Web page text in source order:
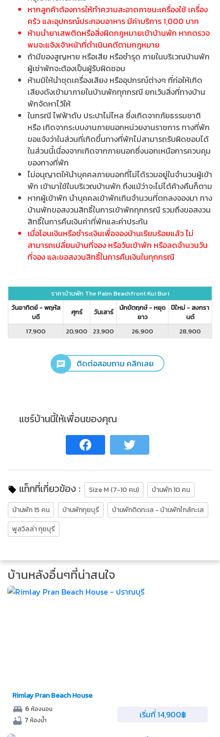
หากลูกค้าต้องการให้ทำความสะอาดภาชนะเครื่องใช้ เครื่อง
ครัว และอุปกรณ์ประกอบอาหาร มีค่าบริการ 1,000 บาท
ห้ามนำยาเสพติดหรือสิ่งผิดกฎหมายเข้าบ้านพัก หากตรวจ
พบจะแจ้งเจ้าหน้าที่ดำเนินคดีตามกฎหมาย
ถ้ามีของสูญหาย หรือเสีย หรือชำรุด ภายในบริเวณบ้านพัก
ผู้เช่าพักจะต้องเป็นผู้รับผิดชอบ
ห้ามมิให้นำชุดเครื่องเสียง หรืออุปกรณ์ต่างๆ ที่ก่อให้เกิด
เสียงดังเข้ามาภายในบ้านพักทุกกรณี ยกเว้นสิ่งที่ทางบ้าน
พักจัดหาไว้ให้
ในกรณี ไฟฟ้าดับ ประปาไม่ไหล ซึ่งเกิดจากภัยธรรมชาติ
หรือ เกิดจากระบบงานภายนอกหน่วยงานราชการ ทางที่พัก
ขอแจ้งว่าในส่วนที่เกิดขึ้นทางที่พักไม่สามารถรับผิดชอบได้
ในส่วนนี้เนื่องจากเกิดจากภายนอกซึ่งนอกเหนือการควบคุม
ของทางที่พัก
ไม่อนุญาตให้นำบุคคลภายนอกที่ไม่ได้รวมอยู่ในจำนวนผู้เข้า
พัก เข้ามาใช้ในบริเวณบ้านพัก ถึงแม้ว่าจะไม่ได้ค้างคืนก็ตาม
หากผู้เข้าพัก นำบุคคลเข้าพักเกินจำนวนที่ตกลงจองมา ทาง
บ้านพักขอสงวนสิทธิ์ในการเข้าพักทุกกรณี รวมถึงขอสงวน
สิทธิ์ในการคืนเงินค่าที่พักและค่าประกัน
เมื่อโอนเงินหรือชำระเงินเพื่อจองบ้านเรียบร้อยแล้ว ไม่
สามารถเปลี่ยนบ้านที่จอง หรือวันเข้าพัก หรือลดจำนวนวัน
ที่จอง และขอสงวนสิทธิ์ในการคืนเงินในทุกกรณี
ราคาบ้านพัก The Palm Beachfront Kui Buri
วันอาทิตย์ - พฤหัส
บดี
ศุกร์ วันเสาร์
นักขัตฤกษ์ - หยุด
ยาว
ปีใหม่ - สงกรา
นต์
17,900
20,900 23,900 26,900 28,900
ติดต่อสอบถาม คลิกเลย
แชร์บ้านนี้ให้เพื่อนของคุณ
แท็กที่เกี่ยวข้อง : Size M (7-10 คน)
บ้านพัก 10 คน
บ้านพัก 15 คน
บ้านพักกุยบุรี
บ้านพักติดทะเล - บ้านพักใกล้ทะเล
พูลวิลล่า กุยบุรี
บ้านหลังอื่นๆที่น่าสนใจ
Rimlay Pran Beach House
6 ห้องนอน
7 ห้องน้ำ เริ่มที่ 14,900฿